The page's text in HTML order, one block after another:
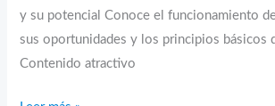
y su potencial Conoce el funcionamiento
sus oportunidades y los principios básicos
Contenido atractivo